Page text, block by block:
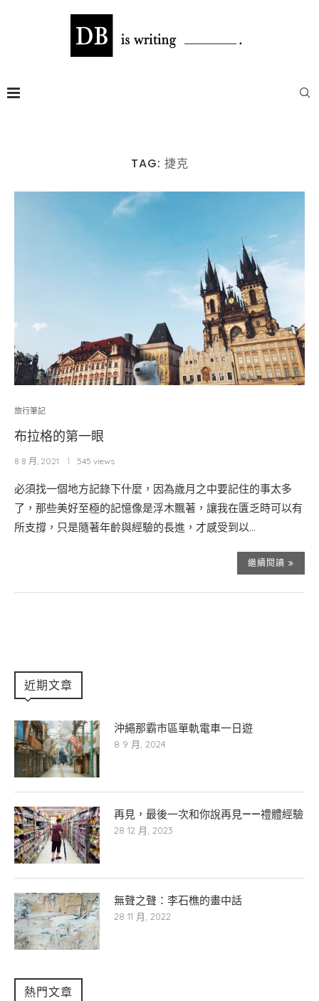
TAG: 捷克
旅行筆記
布拉格的第一眼
8 8 月, 2021 545 views
必須找一個地方記錄下什麼，因為歲月之中要記住的事太多
了，那些美好至極的記憶像是浮木飄著，讓我在匱乏時可以有
所支撐，只是隨著年齡與經驗的長進，才感受到以…
繼續閱讀
近期文章
沖繩那霸市區單軌電車一日遊
8 9 月, 2024
再見，最後一次和你說再見——禮體經驗
28 12 月, 2023
無聲之聲：李石樵的畫中話
28 11 月, 2022
熱門文章